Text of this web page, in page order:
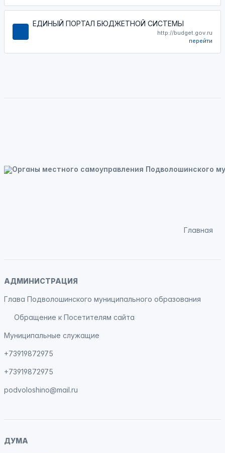
ЕДИНЫЙ ПОРТАЛ БЮДЖЕТНОЙ СИСТЕМЫ
http://budget.gov.ru
перейти
Главная
АДМИНИСТРАЦИЯ
Глава Подволошинского муниципального образования
Обращение к Посетителям сайта
Муниципальные служащие
+73919872975
+73919872975
podvoloshino@mail.ru
ДУМА